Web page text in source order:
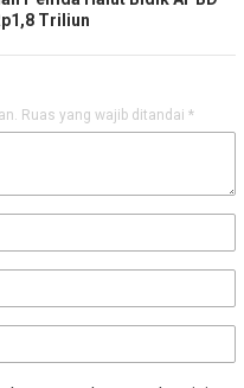
Triliun
Ruas yang wajib ditandai *